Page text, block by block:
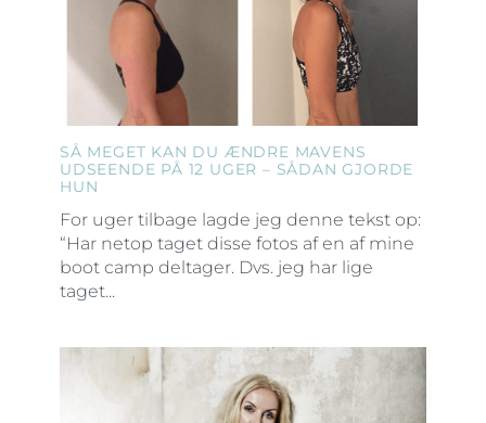
SÅ MEGET KAN DU ÆNDRE MAVENS
UDSEENDE PÅ 12 UGER – SÅDAN GJORDE
HUN
For uger tilbage lagde jeg denne tekst op:
“Har netop taget disse fotos af en af mine
boot camp deltager. Dvs. jeg har lige
taget...